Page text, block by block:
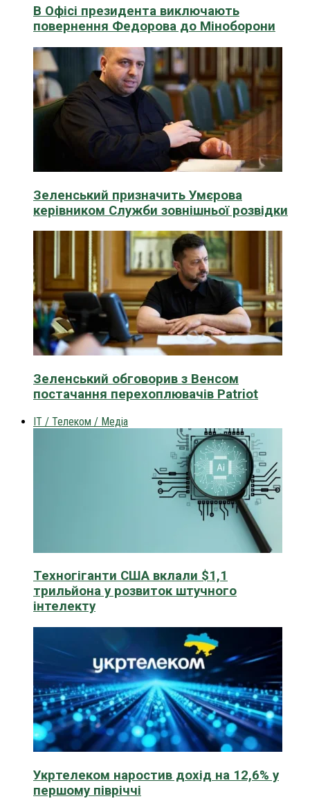
В Офісі президента виключають
повернення Федорова до Міноборони
Зеленський призначить Умєрова
керівником Служби зовнішньої розвідки
Зеленський обговорив з Венсом
постачання перехоплювачів Patriot
IT / Телеком / Медіа
Техногіганти США вклали $1,1
трильйона у розвиток штучного
інтелекту
Укртелеком наростив дохід на 12,6% у
першому півріччі